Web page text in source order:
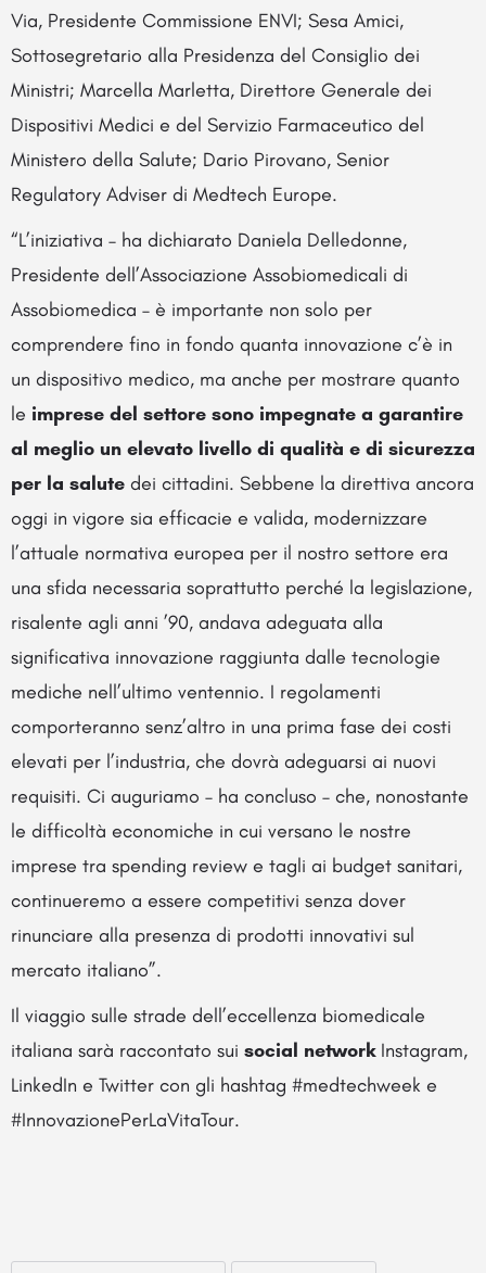
Via, Presidente Commissione ENVI; Sesa Amici,
Sottosegretario alla Presidenza del Consiglio dei
Ministri; Marcella Marletta, Direttore Generale dei
Dispositivi Medici e del Servizio Farmaceutico del
Ministero della Salute; Dario Pirovano, Senior
Regulatory Adviser di Medtech Europe.
“L’iniziativa – ha dichiarato Daniela Delledonne,
Presidente dell’Associazione Assobiomedicali di
Assobiomedica – è importante non solo per
comprendere fino in fondo quanta innovazione c’è in
un dispositivo medico, ma anche per mostrare quanto
le imprese del settore sono impegnate a garantire
al meglio un elevato livello di qualità e di sicurezza
per la salute dei cittadini. Sebbene la direttiva ancora
oggi in vigore sia efficacie e valida, modernizzare
l’attuale normativa europea per il nostro settore era
una sfida necessaria soprattutto perché la legislazione,
risalente agli anni ’90, andava adeguata alla
significativa innovazione raggiunta dalle tecnologie
mediche nell’ultimo ventennio. I regolamenti
comporteranno senz’altro in una prima fase dei costi
elevati per l’industria, che dovrà adeguarsi ai nuovi
requisiti. Ci auguriamo – ha concluso – che, nonostante
le difficoltà economiche in cui versano le nostre
imprese tra spending review e tagli ai budget sanitari,
continueremo a essere competitivi senza dover
rinunciare alla presenza di prodotti innovativi sul
mercato italiano”.
Il viaggio sulle strade dell’eccellenza biomedicale
italiana sarà raccontato sui social network Instagram,
LinkedIn e Twitter con gli hashtag #medtechweek e
#InnovazionePerLaVitaTour.